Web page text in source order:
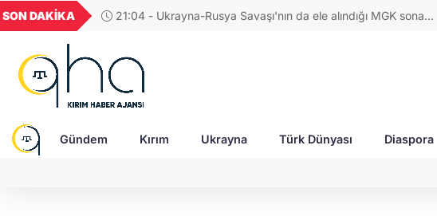
SON DAKİKA
17:38 - Araştırmacı yazar Gündoğdu: Kırım Tatarları ile Ahıska
GEL
18,2066
16,2381
28,0626
0,0018
6.502,71
Gündem Kırım Ukrayna Türk Dünyası Diaspora